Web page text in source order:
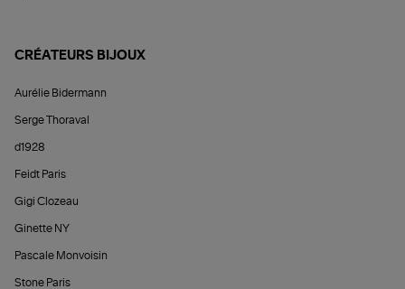
CRÉATEURS BIJOUX
Aurélie Bidermann
Serge Thoraval
d1928
Feidt Paris
Gigi Clozeau
Ginette NY
Pascale Monvoisin
Stone Paris